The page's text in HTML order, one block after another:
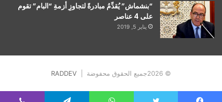
“بنشماش” يُقدِّمُ مبادرةً لتجاوزِ أزمةِ “البام” تقوم
على 4 عناصر
يناير 5, 2019
© 2026جميع الحقوق محفوضة | RADDEV